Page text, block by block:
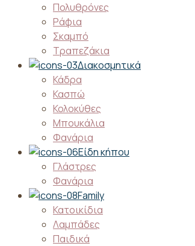
Πολυθρόνες
Ράφια
Σκαμπό
Τραπεζάκια
Διακοσμητικά
Κάδρα
Κασπώ
Κολοκύθες
Μπουκάλια
Φανάρια
Είδη κήπου
Γλάστρες
Φανάρια
Family
Κατοικίδια
Λαμπάδες
Παιδικά